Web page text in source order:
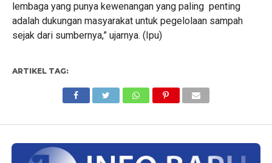
lembaga yang punya kewenangan yang paling penting
adalah dukungan masyarakat untuk pegelolaan sampah
sejak dari sumbernya,” ujarnya. (Ipu)
ARTIKEL TAG: